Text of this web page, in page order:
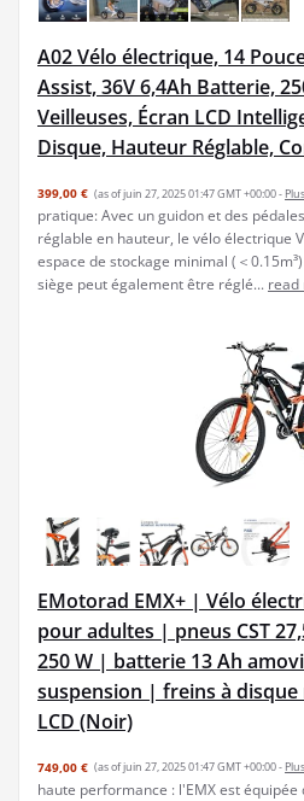
A02 Vélo électrique, 14
Assist, 36V 6,4Ah Batterie,
Veilleuses, Écran LCD
Disque, Hauteur Réglable,
399,00 € (as of juin 27, 2025 01:47 GMT +00:00 -
pratique: Avec un guidon et des
réglable en hauteur, le vélo électrique
espace de stockage minimal (＜
siège peut également être réglé... read
EMotorad EMX+ | Vélo
pour adultes | pneus CST
250 W | batterie 13 Ah
suspension | freins à
LCD (Noir)
749,00 € (as of juin 27, 2025 01:47 GMT +00:00 -
haute performance : l'EMX est